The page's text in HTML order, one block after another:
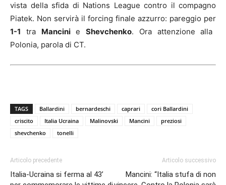
vista della sfida di Nations League contro il compagno
Piatek. Non servirà il forcing finale azzurro: pareggio per
1-1 tra Mancinie Shevchenko. Ora attenzione alla
Polonia, parola di CT.
TAGS Ballardini bernardeschi caprari
cori Ballardini
criscito
Italia Ucraina Malinovski Mancini
preziosi
shevchenko
tonelli
Articolo precedente
Italia-Ucraina si ferma al 43’
Articolo successivo
Mancini: “Italia stufa di non